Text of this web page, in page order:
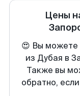
Цены
😍 Вы можете
из Дубая в
Также вы
обратно,